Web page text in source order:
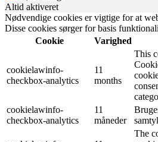
Altid aktiveret
Nødvendige cookies er vigtige for at
Disse cookies sørger for basis
Cookie
Varighed
cookielawinfo-
checkbox-analytics
11
months
This
cookielawinfo-
checkbox-analytics
11
måneder
The